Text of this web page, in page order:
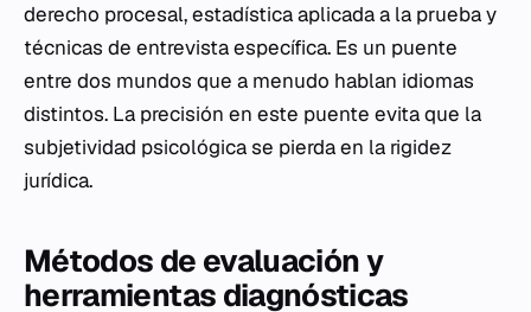
derecho procesal, estadística aplicada a la prueba y
técnicas de entrevista específica. Es un puente
entre dos mundos que a menudo hablan idiomas
distintos. La precisión en este puente evita que la
subjetividad psicológica se pierda en la rigidez
jurídica.
Métodos de evaluación y
herramientas diagnósticas